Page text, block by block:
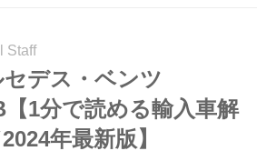
Staff
セデス・ベンツ
【1分で読める輸入車解
年最新版】